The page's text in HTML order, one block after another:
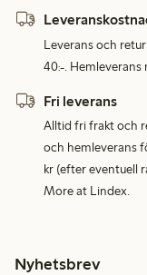
Leverans och
40:-. Hemleverans
Fri leverans
Alltid fri frakt och
och hemleverans
kr (efter eventuell
More at Lindex.
Nyhetsbrev